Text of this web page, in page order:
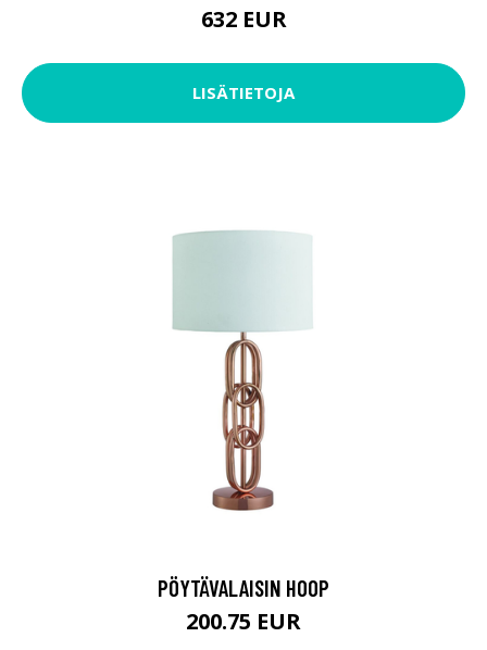
632 EUR
LISÄTIETOJA
PÖYTÄVALAISIN HOOP
200.75 EUR